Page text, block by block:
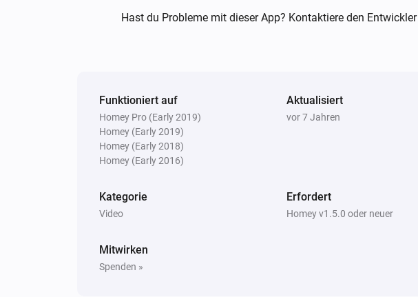
Hast du Probleme mit dieser App? Kontaktiere den Entwickler
Funktioniert auf
Homey Pro (Early 2019)
Homey (Early 2019)
Homey (Early 2018)
Homey (Early 2016)
Aktualisiert
vor 7 Jahren
Kategorie
Video
Erfordert
Homey v1.5.0 oder neuer
Mitwirken
Spenden »